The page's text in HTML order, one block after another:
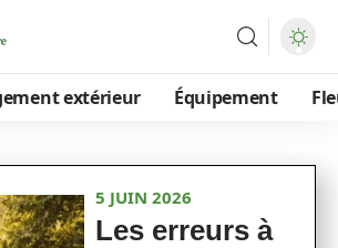
extérieur Équipement
5 JUIN 2026
Les erreurs à